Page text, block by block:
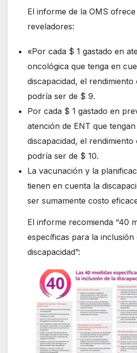
El informe de la OMS ofrece
reveladores:
«Por cada $ 1 gastado en
oncológica que tenga en
discapacidad, el
podría ser de $ 9.
Por cada $ 1 gastado en
atención de ENT que
discapacidad, el
podría ser de $ 10.
La vacunación y la
tienen en cuenta la
ser sumamente costo
El informe recomienda “40
específicas para la inclusión
discapacidad”: